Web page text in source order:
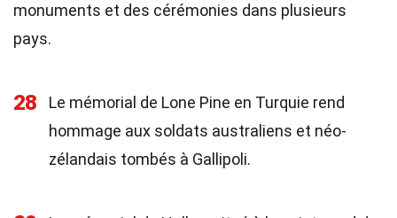
monuments et des cérémonies dans plusieurs
pays.
28
Le mémorial de Lone Pine en Turquie rend
hommage aux soldats australiens et néo-
zélandais tombés à Gallipoli.